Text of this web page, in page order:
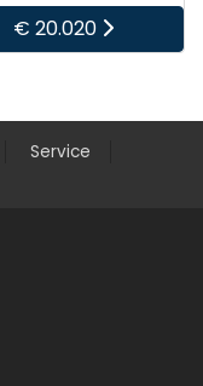
€ 20.020
Service